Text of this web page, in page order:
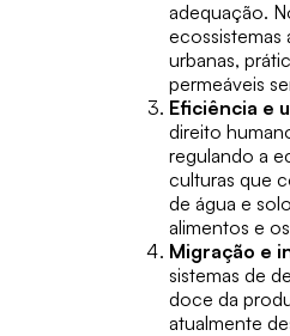
adequação.
ecossistemas
urbanas,
permeáveis
Eficiência e
direito
regulando a
culturas que
de água e
alimentos e
Migração e
sistemas de
doce da
atualmente